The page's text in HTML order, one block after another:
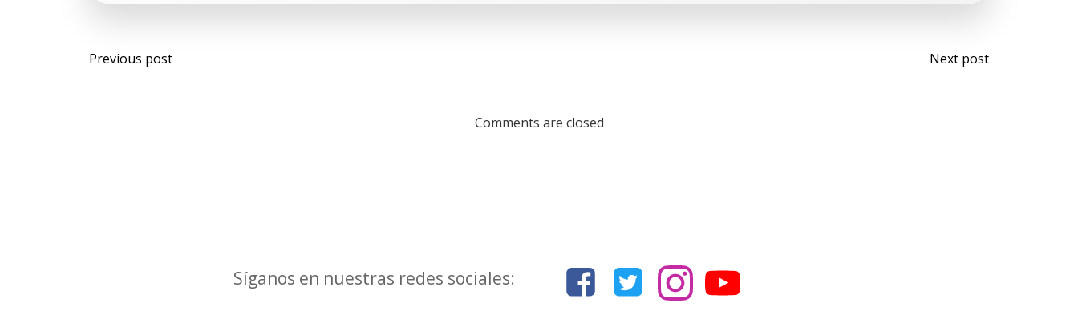
Navegación
Previous post Next post
Comments are closed
Síganos en nuestras redes sociales: